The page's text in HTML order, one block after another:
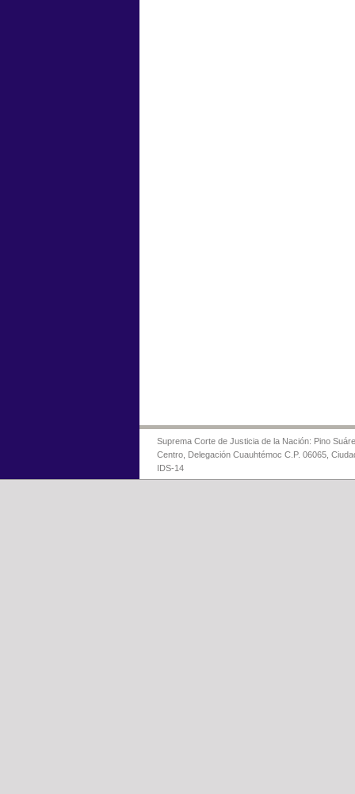
Suprema Corte de Justicia de la Nación: Pino
Centro, Delegación Cuauhtémoc C.P. 06065,
IDS-14